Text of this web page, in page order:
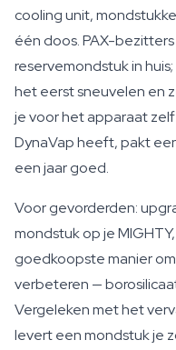
cooling unit,
één doos. PAX-
reservemondstuk in
het eerst sneuvelen en
je voor het apparaat
DynaVap heeft, pakt
een jaar goed.
Voor gevorderden:
mondstuk op je
goedkoopste manier
verbeteren —
Vergeleken met het
levert een mondstuk je